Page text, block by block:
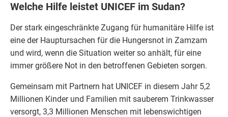
Welche Hilfe leistet UNICEF im Sudan?
Der stark eingeschränkte Zugang für humanitäre Hilfe ist
eine der Hauptursachen für die Hungersnot in Zamzam
und wird, wenn die Situation weiter so anhält, für eine
immer größere Not in den betroffenen Gebieten sorgen.
Gemeinsam mit Partnern hat UNICEF in diesem Jahr 5,2
Millionen Kinder und Familien mit sauberem Trinkwasser
versorgt, 3,3 Millionen Menschen mit lebenswichtigen